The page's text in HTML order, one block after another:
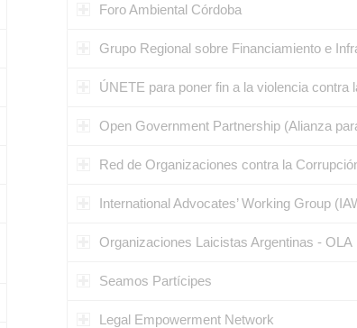
Foro Ambiental Córdoba
Grupo Regional sobre Financiamiento e
ÚNETE para poner fin a la violencia contra
Open Government Partnership (Alianza
Red de Organizaciones contra la
International Advocates’ Working Group
Organizaciones Laicistas Argentinas - OLA
Seamos Partícipes
Legal Empowerment Network